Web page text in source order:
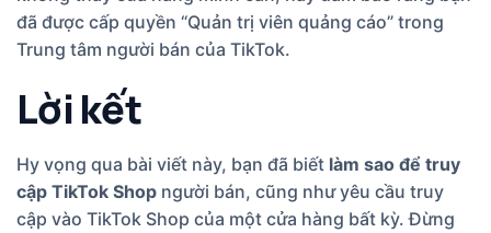
đã được cấp quyền “Quản trị viên quảng cáo” trong
Trung tâm người bán của TikTok.
Lời kết
Hy vọng qua bài viết này, bạn đã biết làm sao để truy
cập TikTok Shop người bán, cũng như yêu cầu truy
cập vào TikTok Shop của một cửa hàng bất kỳ. Đừng